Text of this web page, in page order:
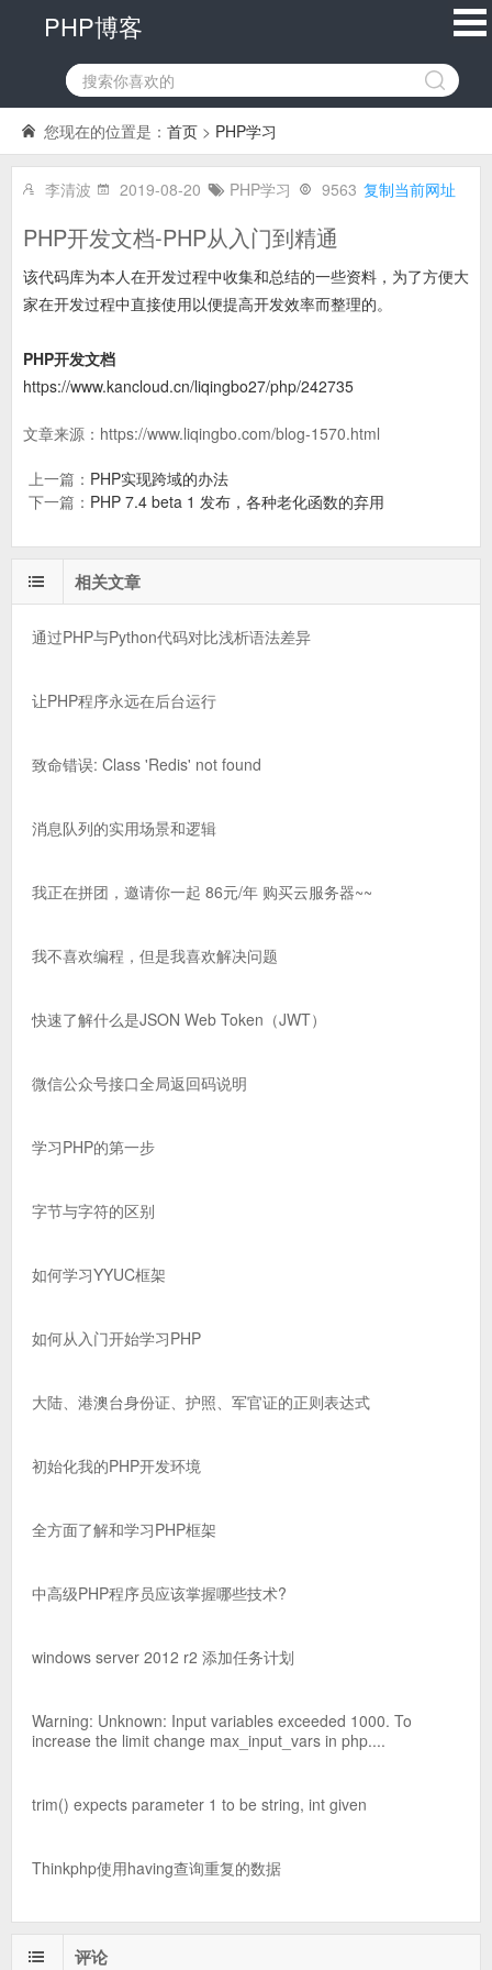
PHP博客
您现在的位置是： 首页 > PHP学习
李清波 2019-08-20 PHP学习 9563 复制当前网址
PHP开发文档-PHP从入门到精通
该代码库为本人在开发过程中收集和总结的一些资料，为了方便大
家在开发过程中直接使用以便提高开发效率而整理的。
PHP开发文档
https://www.kancloud.cn/liqingbo27/php/242735
文章来源： https://www.liqingbo.com/blog-1570.html
上一篇： PHP实现跨域的办法
下一篇： PHP 7.4 beta 1 发布，各种老化函数的弃用
相关文章
通过PHP与Python代码对比浅析语法差异
让PHP程序永远在后台运行
致命错误: Class 'Redis' not found
消息队列的实用场景和逻辑
我正在拼团，邀请你一起 86元/年 购买云服务器~~
我不喜欢编程，但是我喜欢解决问题
快速了解什么是JSON Web Token（JWT）
微信公众号接口全局返回码说明
学习PHP的第一步
字节与字符的区别
如何学习YYUC框架
如何从入门开始学习PHP
大陆、港澳台身份证、护照、军官证的正则表达式
初始化我的PHP开发环境
全方面了解和学习PHP框架
中高级PHP程序员应该掌握哪些技术?
windows server 2012 r2 添加任务计划
Warning: Unknown: Input variables exceeded 1000. To
increase the limit change max_input_vars in php....
trim() expects parameter 1 to be string, int given
Thinkphp使用having查询重复的数据
评论